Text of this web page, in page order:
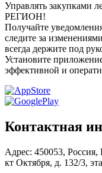
Управлять закупками
РЕГИОН!
Получайте
следите за
всегда держите под
Установите
эффективной и
Контактная
Адрес: 450053,
кт Октября, д. 132/3,